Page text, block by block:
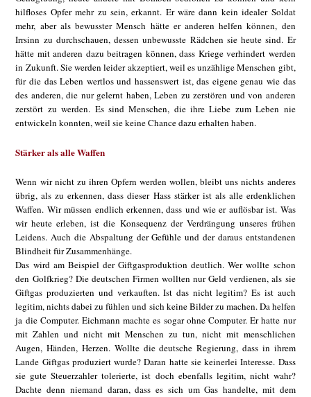
hilfloses Opfer mehr zu sein, erkannt. Er wäre dann kein idealer Soldat
mehr, aber als bewusster Mensch hätte er anderen helfen können, den
Irrsinn zu durchschauen, dessen unbewusste Rädchen sie heute sind. Er
hätte mit anderen dazu beitragen können, dass Kriege verhindert werden
in Zukunft. Sie werden leider akzeptiert, weil es unzählige Menschen gibt,
für die das Leben wertlos und hassenswert ist, das eigene genau wie das
des anderen, die nur gelernt haben, Leben zu zerstören und von anderen
zerstört zu werden. Es sind Menschen, die ihre Liebe zum Leben nie
entwickeln konnten, weil sie keine Chance dazu erhalten haben.
Stärker als alle Waffen
Wenn wir nicht zu ihren Opfern werden wollen, bleibt uns nichts anderes
übrig, als zu erkennen, dass dieser Hass stärker ist als alle erdenklichen
Waffen. Wir müssen endlich erkennen, dass und wie er auflösbar ist. Was
wir heute erleben, ist die Konsequenz der Verdrängung unseres frühen
Leidens. Auch die Abspaltung der Gefühle und der daraus entstandenen
Blindheit für Zusammenhänge.
Das wird am Beispiel der Giftgasproduktion deutlich. Wer wollte schon
den Golfkrieg? Die deutschen Firmen wollten nur Geld verdienen, als sie
Giftgas produzierten und verkauften. Ist das nicht legitim? Es ist auch
legitim, nichts dabei zu fühlen und sich keine Bilder zu machen. Da helfen
ja die Computer. Eichmann machte es sogar ohne Computer. Er hatte nur
mit Zahlen und nicht mit Menschen zu tun, nicht mit menschlichen
Augen, Händen, Herzen. Wollte die deutsche Regierung, dass in ihrem
Lande Giftgas produziert wurde? Daran hatte sie keinerlei Interesse. Dass
sie gute Steuerzahler tolerierte, ist doch ebenfalls legitim, nicht wahr?
Dachte denn niemand daran, dass es sich um Gas handelte, mit dem